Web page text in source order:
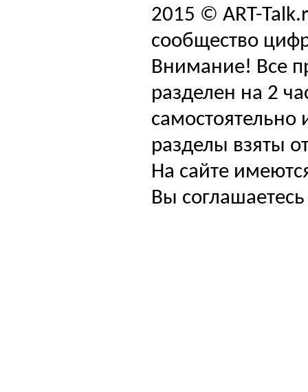
2015 © ART-
сообщество
Внимание! Все
разделен на 2
самостоятельно
разделы взяты
На сайте
Вы